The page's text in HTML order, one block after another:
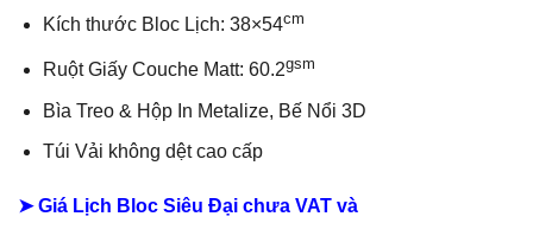
Kích thước Bloc Lịch: 38×54cm
Ruột Giấy Couche Matt: 60.2gsm
Bìa Treo & Hộp In Metalize, Bế Nổi 3D
Túi Vải không dệt cao cấp
➤ Giá Lịch Bloc Siêu Đại chưa VAT và